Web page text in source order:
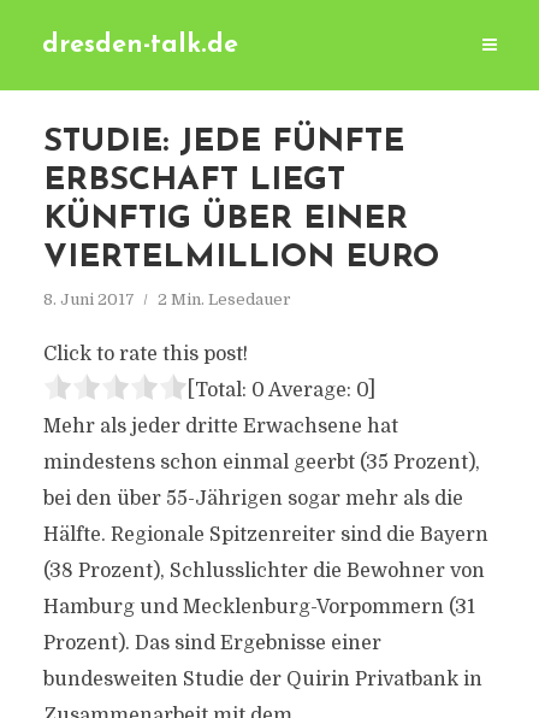
dresden-talk.de
STUDIE: JEDE FÜNFTE
ERBSCHAFT LIEGT
KÜNFTIG ÜBER EINER
VIERTELMILLION EURO
8. Juni 2017 2 Min. Lesedauer
Click to rate this post!
[Total: 0 Average: 0]
Mehr als jeder dritte Erwachsene hat
mindestens schon einmal geerbt (35 Prozent),
bei den über 55-Jährigen sogar mehr als die
Hälfte. Regionale Spitzenreiter sind die Bayern
(38 Prozent), Schlusslichter die Bewohner von
Hamburg und Mecklenburg-Vorpommern (31
Prozent). Das sind Ergebnisse einer
bundesweiten Studie der Quirin Privatbank in